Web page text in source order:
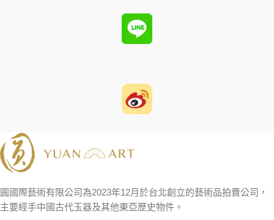
圓國際藝術有限公司為2023年12月於台北創立的藝術品拍賣公司，
主要經手中國古代玉器及其他東亞歷史物件。